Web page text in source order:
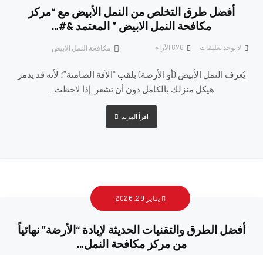
أفضل طرق التخلص من النمل الأبيض مع “مركز
مكافحة النمل الابيض ” المعتمد &#…
مكافحة النمل الابيض لا يوجد تعليقات الآراء
يُعرف النمل الأبيض (أو الأرضة) بلقب “الآفة الصامتة”؛ لأنه قد يدمر
هيكل منزلك بالكامل دون أن تشعر. إذا لاحظت...
اقرأ المزيد
يناير 29, 2026
أفضل الطرق والتقنيات الحديثة لإبادة “الأرضة” نهائياً
من مركز مكافحة النمل…